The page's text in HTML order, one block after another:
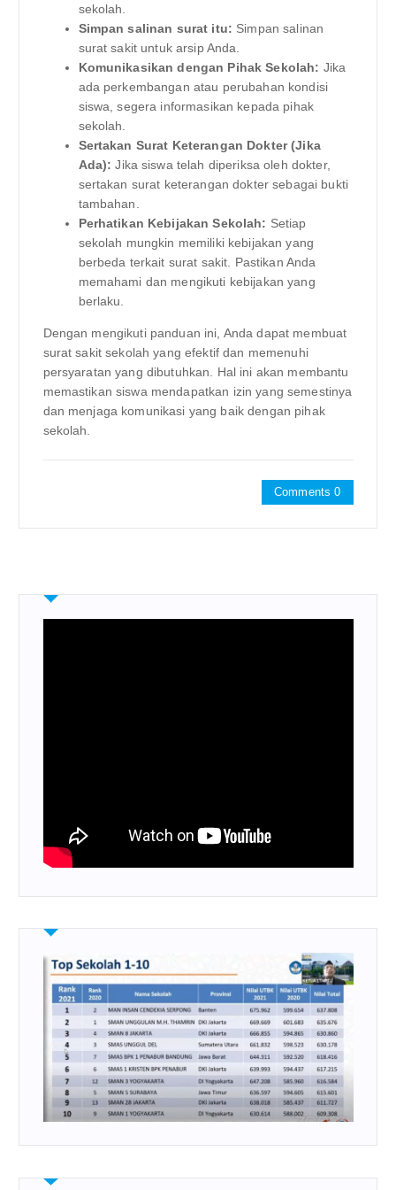
sekolah.
Simpan salinan surat itu: Simpan salinan
surat sakit untuk arsip Anda.
Komunikasikan dengan Pihak Sekolah: Jika
ada perkembangan atau perubahan kondisi
siswa, segera informasikan kepada pihak
sekolah.
Sertakan Surat Keterangan Dokter (Jika
Ada): Jika siswa telah diperiksa oleh dokter,
sertakan surat keterangan dokter sebagai bukti
tambahan.
Perhatikan Kebijakan Sekolah: Setiap
sekolah mungkin memiliki kebijakan yang
berbeda terkait surat sakit. Pastikan Anda
memahami dan mengikuti kebijakan yang
berlaku.
Dengan mengikuti panduan ini, Anda dapat membuat
surat sakit sekolah yang efektif dan memenuhi
persyaratan yang dibutuhkan. Hal ini akan membantu
memastikan siswa mendapatkan izin yang semestinya
dan menjaga komunikasi yang baik dengan pihak
sekolah.
Comments 0